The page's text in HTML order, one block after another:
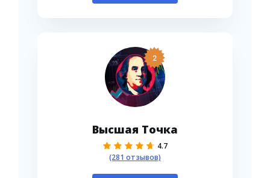
2
Высшая Точка
4.7
(281 отзывов)